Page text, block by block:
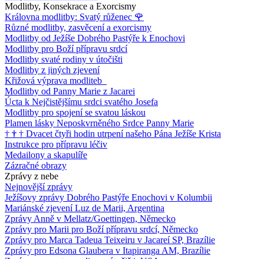
Modlitby, Konsekrace a Exorcismy
Královna modlitby: Svatý růženec 🌹
Různé modlitby, zasvěcení a exorcismy
Modlitby od Ježíše Dobrého Pastýře k Enochovi
Modlitby pro Boží přípravu srdcí
Modlitby svaté rodiny v útočišti
Modlitby z jiných zjevení
Křižová výprava modliteb
Modlitby od Panny Marie z Jacarei
Úcta k Nejčistějšímu srdci svatého Josefa
Modlitby pro spojení se svatou láskou
Plamen lásky Neposkvrněného Srdce Panny Marie
† † † Dvacet čtyři hodin utrpení našeho Pána Ježíše Krista
Instrukce pro přípravu léčiv
Medailony a skapulíře
Zázračné obrazy
Zprávy z nebe
Nejnovější zprávy
Ježíšovy zprávy Dobrého Pastýře Enochovi v Kolumbii
Mariánské zjevení Luz de Marii, Argentina
Zprávy Anně v Mellatz/Goettingen, Německo
Zprávy pro Marii pro Boží přípravu srdcí, Německo
Zprávy pro Marca Tadeua Teixeiru v Jacareí SP, Brazílie
Zprávy pro Edsona Glaubera v Itapiranga AM, Brazílie